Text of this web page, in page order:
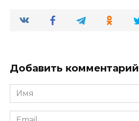
Добавить комментарий
Имя
*
Email